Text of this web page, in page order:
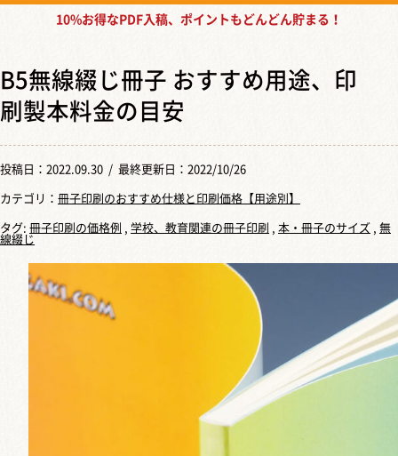
10%お得なPDF入稿、ポイントもどんどん貯まる！
B5無線綴じ冊子 おすすめ用途、印
刷製本料金の目安
投稿日： 2022.09.30 / 最終更新日：2022/10/26
カテゴリ： 冊子印刷のおすすめ仕様と印刷価格【用途別】
タグ: 冊子印刷の価格例 学校、教育関連の冊子印刷 本・冊子のサイズ
無
線綴じ